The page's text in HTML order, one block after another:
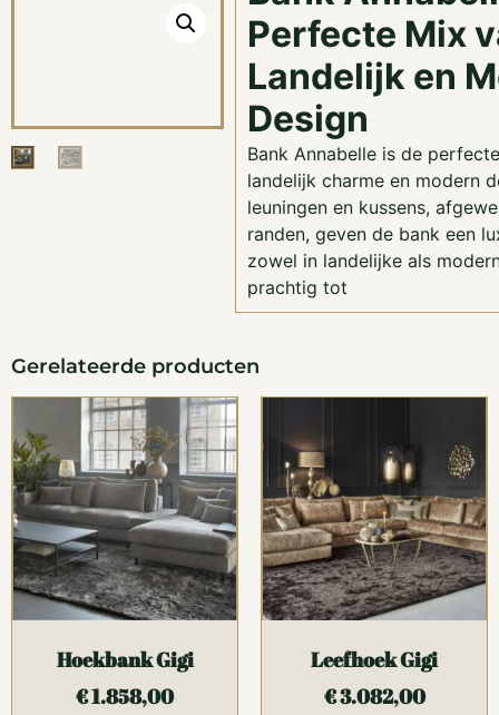
Perfecte Mix
Landelijk en
Design
Bank Annabelle is de
landelijk charme en modern
leuningen en kussens,
randen, geven de bank een
zowel in landelijke als
prachtig tot
Gerelateerde producten
Hoekbank Gigi
€1.858,00
Leefhoek Gigi
€3.082,00